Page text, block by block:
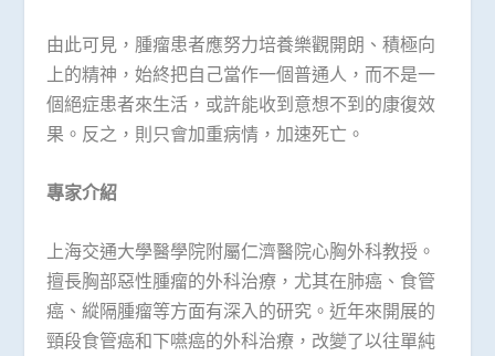
由此可見，腫瘤患者應努力培養樂觀開朗、積極向
上的精神，始終把自己當作一個普通人，而不是一
個絕症患者來生活，或許能收到意想不到的康復效
果。反之，則只會加重病情，加速死亡。
專家介紹
上海交通大學醫學院附屬仁濟醫院心胸外科教授。
擅長胸部惡性腫瘤的外科治療，尤其在肺癌、食管
癌、縱隔腫瘤等方面有深入的研究。近年來開展的
頸段食管癌和下嚥癌的外科治療，改變了以往單純